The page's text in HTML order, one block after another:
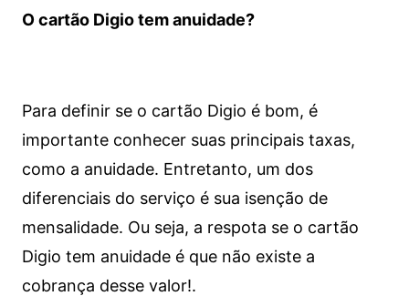
O cartão Digio tem anuidade?
Para definir se o cartão Digio é bom, é
importante conhecer suas principais taxas,
como a anuidade. Entretanto, um dos
diferenciais do serviço é sua isenção de
mensalidade. Ou seja, a respota se o cartão
Digio tem anuidade é que não existe a
cobrança desse valor!.